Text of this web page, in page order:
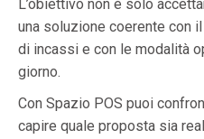
L’obiettivo non è solo
una soluzione coerente con
di incassi e con le modalità
giorno.
Con Spazio POS puoi
capire quale proposta sia